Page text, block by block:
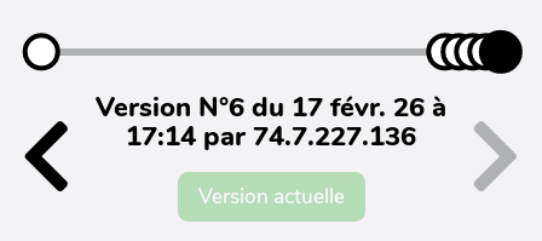
Version N°6 du 17 févr. 26 à
17:14 par 74.7.227.136
Version actuelle